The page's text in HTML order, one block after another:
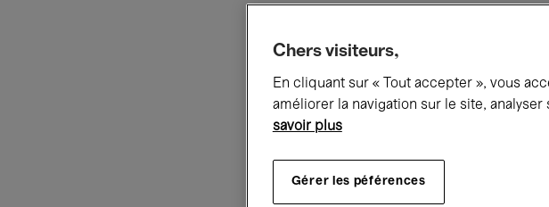
Ce qui se
Chers visiteurs,
En cliquant sur « Tout accepter », vous
améliorer la navigation sur le site,
savoir plus
Gérer les péférences